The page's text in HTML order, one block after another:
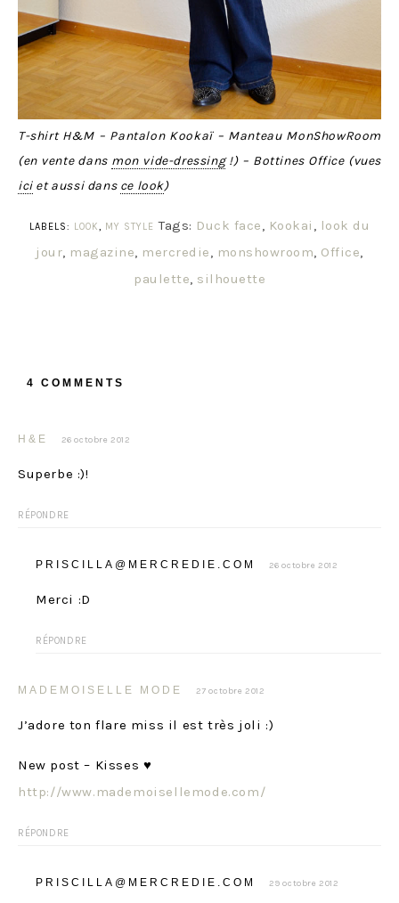
T-shirt H&M – Pantalon Kookaï – Manteau MonShowRoom
(en vente dans mon vide-dressing!) – Bottines Office (vues
iciet aussi dans ce look)
LABELS: LOOK, MY STYLE Tags: Duck face, Kookai , look du
jour, magazine, mercredie, monshowroom, Office,
paulette, silhouette
4 COMMENTS
H&E 26 octobre 2012
Superbe :)!
RÉPONDRE
PRISCILLA@MERCREDIE.COM 26 octobre 2012
Merci :D
RÉPONDRE
MADEMOISELLE MODE 27 octobre 2012
J’adore ton flare miss il est très joli :)
New post – Kisses ♥
http://www.mademoisellemode.com/
RÉPONDRE
PRISCILLA@MERCREDIE.COM 29 octobre 2012